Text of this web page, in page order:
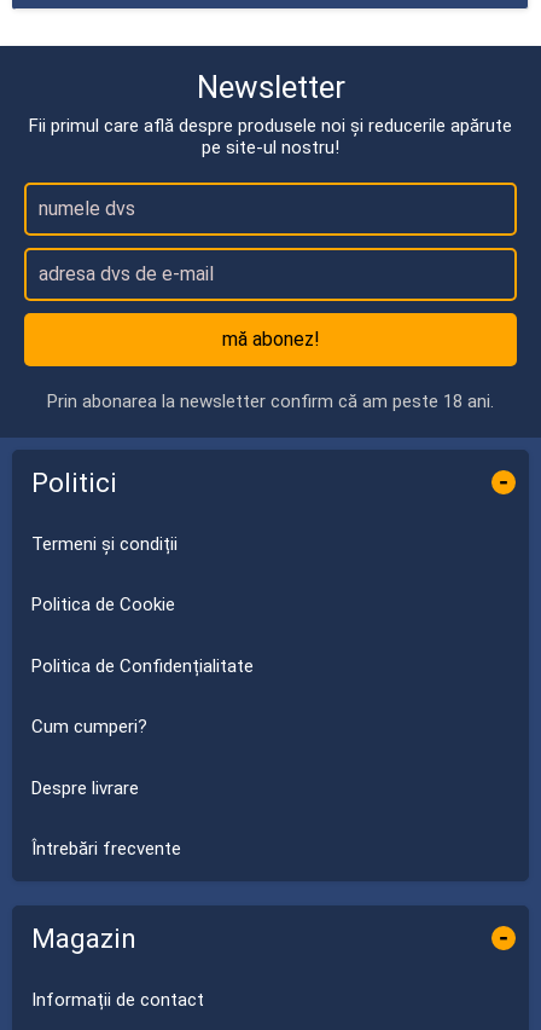
Newsletter
Fii primul care află despre produsele noi și reducerile apărute
pe site-ul nostru!
mă abonez!
Prin abonarea la newsletter confirm că am peste 18 ani.
Politici -
Termeni și condiții
Politica de Cookie
Politica de Confidențialitate
Cum cumperi?
Despre livrare
Întrebări frecvente
Magazin -
Informații de contact